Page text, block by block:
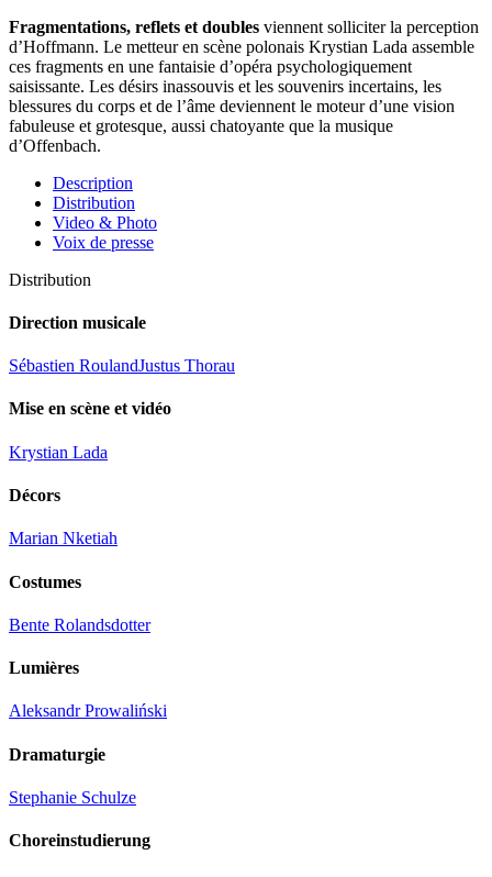
Fragmentations, reflets et doubles viennent solliciter la perception
d’Hoffmann. Le metteur en scène polonais Krystian Lada assemble
ces fragments en une fantaisie d’opéra psychologiquement
saisissante. Les désirs inassouvis et les souvenirs incertains, les
blessures du corps et de l’âme deviennent le moteur d’une vision
fabuleuse et grotesque, aussi chatoyante que la musique
d’Offenbach.
Description
Distribution
Video & Photo
Voix de presse
Distribution
Direction musicale
Sébastien RoulandJustus Thorau
Mise en scène et vidéo
Krystian Lada
Décors
Marian Nketiah
Costumes
Bente Rolandsdotter
Lumières
Aleksandr Prowaliński
Dramaturgie
Stephanie Schulze
Choreinstudierung